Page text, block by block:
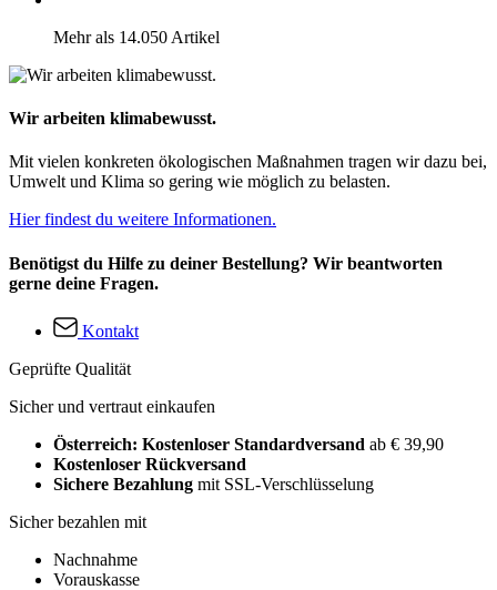
Mehr als 14.050 Artikel
Wir arbeiten klimabewusst.
Mit vielen konkreten ökologischen Maßnahmen tragen wir dazu bei,
Umwelt und Klima so gering wie möglich zu belasten.
Hier findest du weitere Informationen.
Benötigst du Hilfe zu deiner Bestellung? Wir beantworten
gerne deine Fragen.
Kontakt
Geprüfte Qualität
Sicher und vertraut einkaufen
Österreich: Kostenloser Standardversand ab € 39,90
Kostenloser Rückversand
Sichere Bezahlung mit SSL-Verschlüsselung
Sicher bezahlen mit
Nachnahme
Vorauskasse